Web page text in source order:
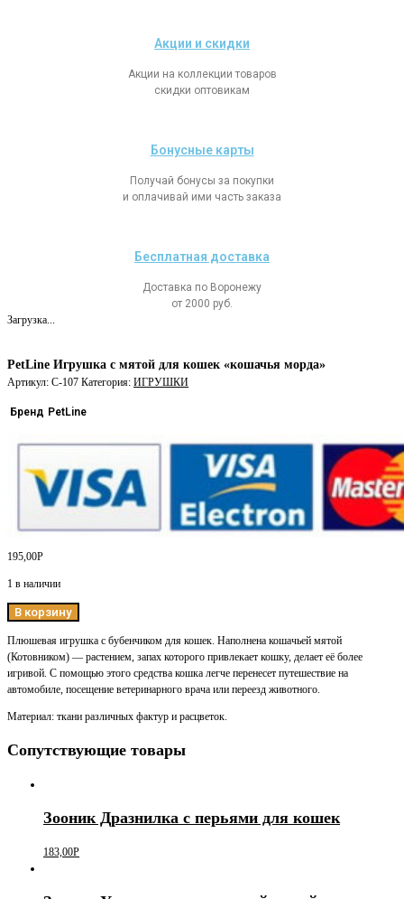
Акции и скидки
Акции на коллекции товаров
скидки оптовикам
Бонусные карты
Получай бонусы за покупки
и оплачивай ими часть заказа
Бесплатная доставка
Доставка по Воронежу
от 2000 руб.
Загрузка...
PetLine Игрушка с мятой для кошек «кошачья морда»
Артикул: C-107 Категория: ИГРУШКИ
Бренд PetLine
195,00Р
1 в наличии
В корзину
Плюшевая игрушка с бубенчиком для кошек. Наполнена кошачьей мятой
(Котовником) — растением, запах которого привлекает кошку, делает её более
игривой. С помощью этого средства кошка легче перенесет путешествие на
автомобиле, посещение ветеринарного врача или переезд животного.
Материал: ткани различных фактур и расцветок.
Сопутствующие товары
Зооник Дразнилка с перьями для кошек
183,00Р